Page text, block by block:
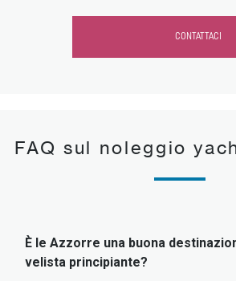
CONTATTACI
FAQ sul noleggio
È le Azzorre una buona
velista principiante?